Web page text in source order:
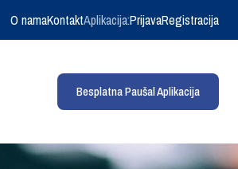
O namaKontaktAplikacija:PrijavaRegistracija
Besplatna Paušal Aplikacija